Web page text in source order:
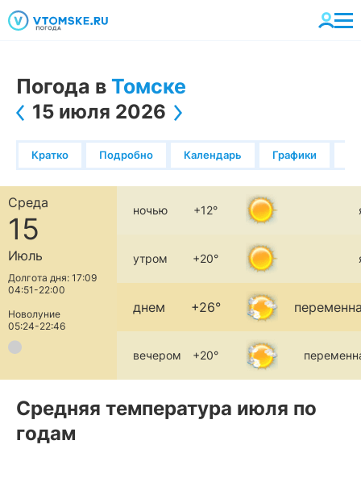
Погода в Томске
15 июля 2026
Кратко Подробно Календарь Графики
Среда
15
Июль
Долгота дня: 17:09
04:51-22:00
Новолуние
05:24-22:46
ночью +12°
утром +20°
днем +26°
вечером +20°
Средняя температура июля по
годам